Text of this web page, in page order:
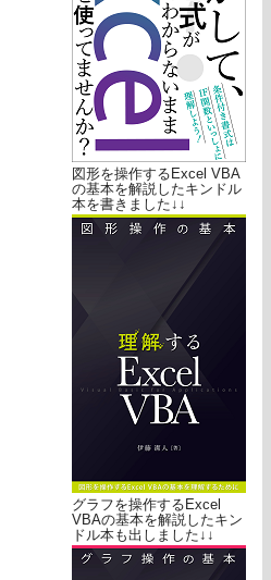
図形を操作するExcel VBA
の基本を解説したキンドル
本を書きました↓↓
グラフを操作するExcel
VBAの基本を解説したキン
ドル本も出しました↓↓